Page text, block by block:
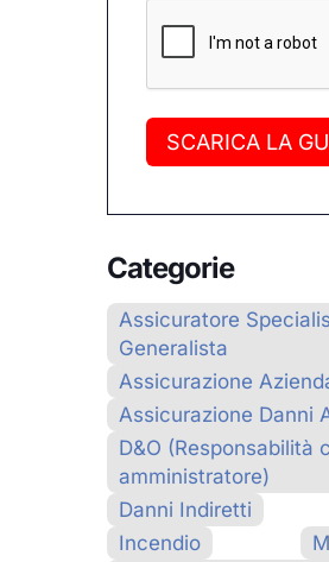
SCARICA LA
Categorie
Assicuratore
Generalista
Assicurazione
Assicurazione Danni
D&O (Responsabilità
amministratore)
Danni Indiretti
Incendio